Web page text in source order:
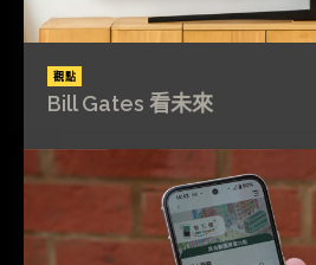
觀點
Bill Gates 看未來